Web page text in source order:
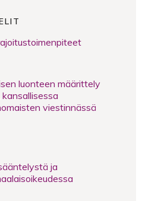
luonteen määrittely
viestinnässä
ja